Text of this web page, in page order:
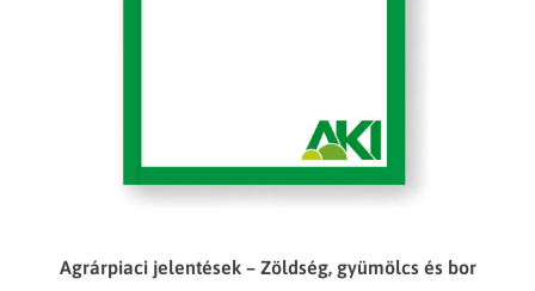
Agrárpiaci jelentések – Zöldség, gyümölcs és bor